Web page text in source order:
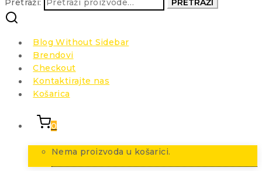
Pretraži: PRETRAŽI
Blog Without Sidebar
Brendovi
Checkout
Kontaktirajte nas
Košarica
0
Nema proizvoda u košarici.